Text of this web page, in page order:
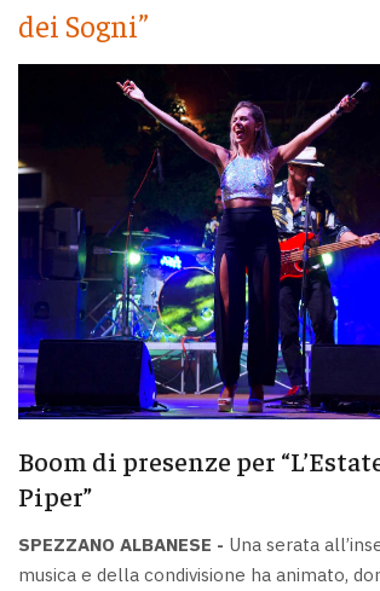
dei Sogni”
Boom di presenze per
Piper”
SPEZZANO ALBANESE - Una serata
musica e della condivisione ha animato,